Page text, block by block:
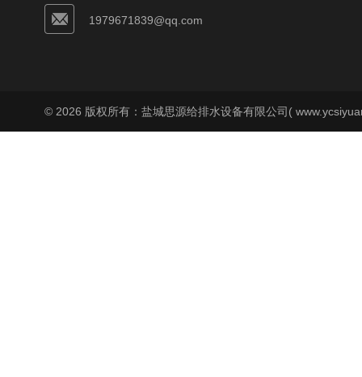
1979671839@qq.com
© 2026 版权所有：盐城思源给排水设备有限公司(